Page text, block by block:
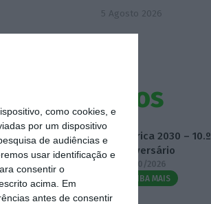
como cookies, e
por um dispositivo
de audiências e
usar identificação e
consentir o
acima. Em
antes de consentir
5 Agosto 2026
Eventos
Fábrica 2030 – 10.º
Aniversário
14/10/2026
SAIBA MAIS